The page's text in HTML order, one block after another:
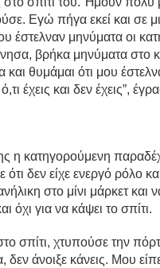
Εγώ πήγα εκεί και σε
έστελναν μηνύματα οι
βρήκα μηνύματα στο
και θυμάμαι ότι μου
έχεις και δεν έχεις”,
η κατηγορούμενη
δεν είχε ενεργό ρόλο
στο μίνι μάρκετ
όχι για να κάψει το σπίτι.
σπίτι, χτυπούσε την
δεν άνοιξε κάνεις. Μου